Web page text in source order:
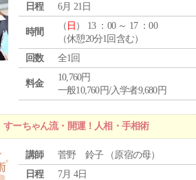
日程
6月 21日
時間
（ 日 ） 13 ：00 ～ 17 ：00
（休憩20分1回含む）
回数
全1回
料金
10,760円
一般10,760円/入学者9,680円
ーちゃん流・開運！人相・手相術
講師
菅野 鈴子 （原宿の母）
日程
7月 4日